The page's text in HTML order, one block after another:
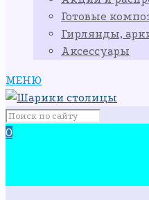
Готовые
Гирлянды,
Аксессуары
МЕНЮ
0